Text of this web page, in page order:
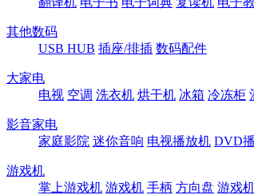
其他数码
USB HUB 插座/排插 数码配件
大家电
电视 空调 洗衣机 烘干机 冰箱 冷冻柜
影音家电
家庭影院 迷你音响 电视播放机 DVD
游戏机
掌上游戏机 游戏机 手柄 方向盘 游戏